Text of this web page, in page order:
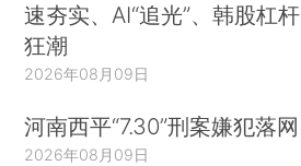
速夯实、AI“追光”、韩股杠杆
狂潮
2026年08月09日
河南西平“7.30”刑案嫌犯落网
2026年08月09日